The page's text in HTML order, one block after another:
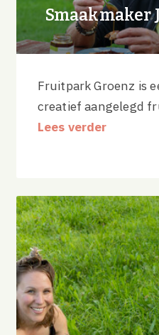
Smaakmaker
Fruitpark Groenz is
creatief aangelegd
Lees verder